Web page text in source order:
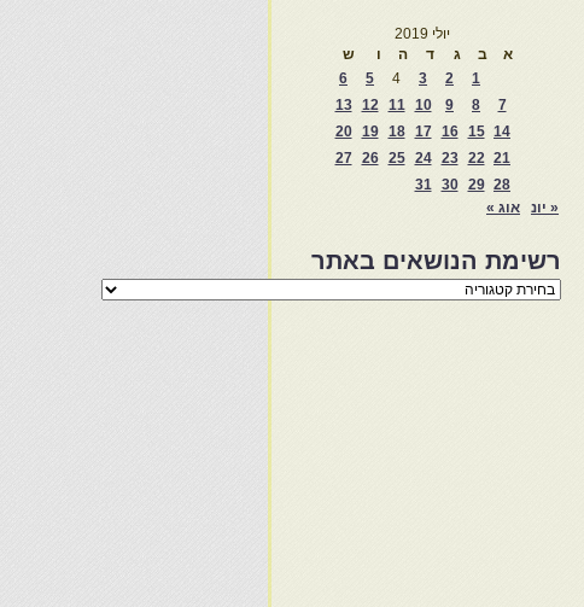
יולי 2019
א
ב ג ד ה ו
ש
1
2
3
4
5
6
7
8
9
10
11
12
13
14
15
16
17
18
19
20
21
22
23
24
25
26
27
28
29
30
31
« יונ
אוג »
רשימת הנושאים באתר
רשימת
הנושאים